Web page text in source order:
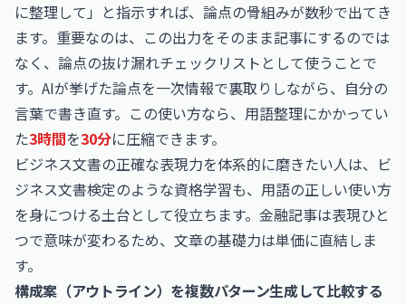
に整理して」と指示すれば、論点の骨組みが数秒で出てき
ます。重要なのは、この出力をそのまま記事にするのでは
なく、論点の抜け漏れチェックリストとして使うことで
す。AIが挙げた論点を一次情報で裏取りしながら、自分の
言葉で書き直す。この使い方なら、用語整理にかかってい
た3時間を30分に圧縮できます。
ビジネス文書の正確な表現力を体系的に磨きたい人は、 ビ
ジネス文書検定のような資格学習も、用語の正しい使い方
を身につける土台として役立ちます。金融記事は表現ひと
つで意味が変わるため、文章の基礎力は単価に直結しま
す。
構成案（アウトライン）を複数パターン生成して比較する